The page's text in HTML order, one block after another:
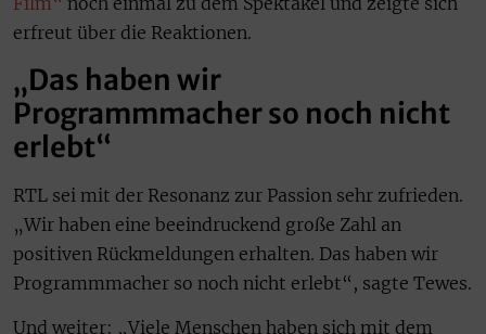
erfreut über die Reaktionen.
„Das haben wir
Programmmacher so noch nicht
erlebt“
RTL sei mit der Resonanz zur Passion sehr zufrieden.
„Wir haben eine beeindruckend große Zahl an
positiven Rückmeldungen erhalten. Das haben wir
Programmmacher so noch nicht erlebt“, sagte Tewes.
Und weiter: „Viele Menschen haben sich mit dem